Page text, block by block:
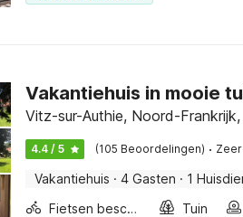
Vakantiehuis in mooie
Vitz-sur-Authie, Noord-
4.4 / 5 (105 Beoordelingen) ·
Vakantiehuis · 4 Gasten · 1
Fietsen beschikbaar
Tuin